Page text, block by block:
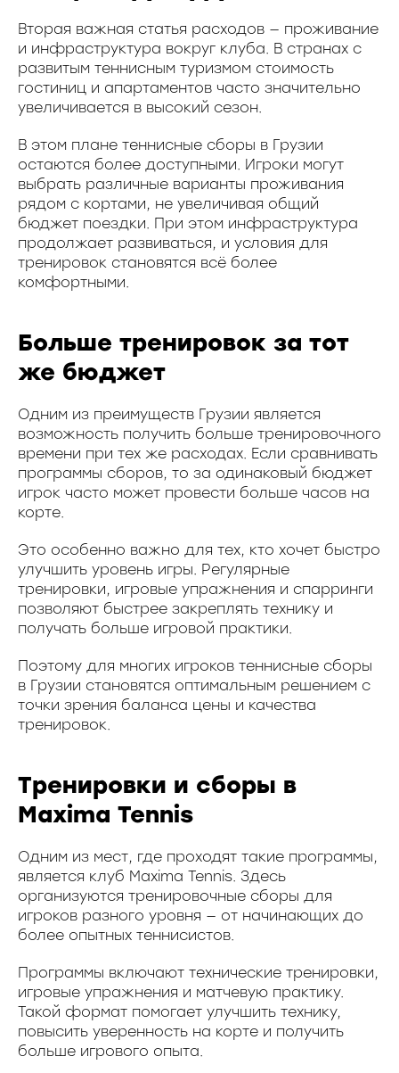
Вторая важная статья расходов — проживание
и инфраструктура вокруг клуба. В странах с
развитым теннисным туризмом стоимость
гостиниц и апартаментов часто значительно
увеличивается в высокий сезон.
В этом плане теннисные сборы в Грузии
остаются более доступными. Игроки могут
выбрать различные варианты проживания
рядом с кортами, не увеличивая общий
бюджет поездки. При этом инфраструктура
продолжает развиваться, и условия для
тренировок становятся всё более
комфортными.
Больше тренировок за тот
же бюджет
Одним из преимуществ Грузии является
возможность получить больше тренировочного
времени при тех же расходах. Если сравнивать
программы сборов, то за одинаковый бюджет
игрок часто может провести больше часов на
корте.
Это особенно важно для тех, кто хочет быстро
улучшить уровень игры. Регулярные
тренировки, игровые упражнения и спарринги
позволяют быстрее закреплять технику и
получать больше игровой практики.
Поэтому для многих игроков теннисные сборы
в Грузии становятся оптимальным решением с
точки зрения баланса цены и качества
тренировок.
Тренировки и сборы в
Maxima Tennis
Одним из мест, где проходят такие программы,
является клуб Maxima Tennis. Здесь
организуются тренировочные сборы для
игроков разного уровня — от начинающих до
более опытных теннисистов.
Программы включают технические тренировки,
игровые упражнения и матчевую практику.
Такой формат помогает улучшить технику,
повысить уверенность на корте и получить
больше игрового опыта.